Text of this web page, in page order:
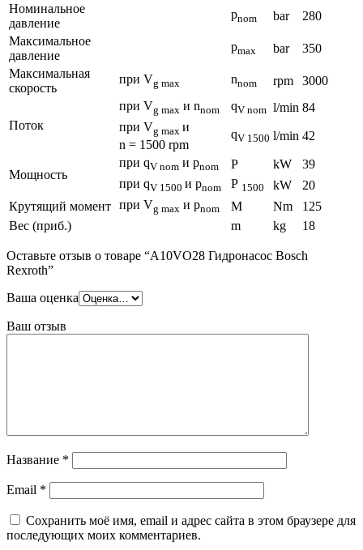
Номинальное
давление
pnom bar
280
Максимальное
давление
pmax bar
350
Максимальная
скорость
при Vg max nnom rpm 3000
Поток
при Vg max и nnom qV nom l/min 84
при Vg max и
n = 1500 rpm
qV 1500 l/min 42
Мощность
при qV nom и pnom P kW
39
при qV 1500 и pnom P 1500 kW
20
Крутящий момент при Vg max и pnom M Nm
125
Вес (приб.)
m kg 18
Оставьте отзыв о товаре “A10VO28 Гидронасос Bosch
Rexroth”
Ваша оценка
Ваш отзыв
Название *
Email *
Сохранить моё имя, email и адрес сайта в этом браузере для
последующих моих комментариев.